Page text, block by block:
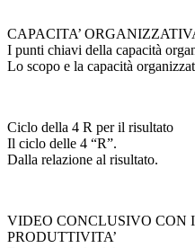
CAPACITA’
I punti chiavi della capacità
Lo scopo e la capacità
Ciclo della 4 R per il risultato
Il ciclo delle 4 “R”.
Dalla relazione al risultato.
VIDEO CONCLUSIVO CON
PRODUTTIVITA’